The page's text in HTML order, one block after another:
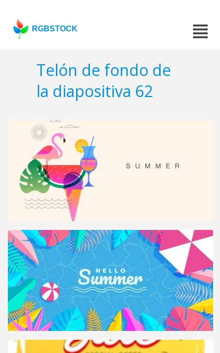
RGBSTOCK
Telón de fondo de
la diapositiva 62